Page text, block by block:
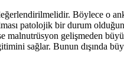
Böylece o
patolojik bir durum
gelişmeden
sağlar. Bunun dışında